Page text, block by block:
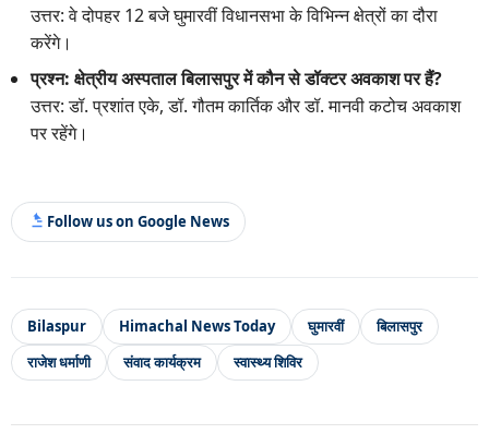
उत्तर: वे दोपहर 12 बजे घुमारवीं विधानसभा के विभिन्न क्षेत्रों का दौरा
करेंगे।
प्रश्न: क्षेत्रीय अस्पताल बिलासपुर में कौन से डॉक्टर अवकाश पर हैं?
उत्तर: डॉ. प्रशांत एके, डॉ. गौतम कार्तिक और डॉ. मानवी कटोच अवकाश
पर रहेंगे।
Follow us on Google News
Bilaspur Himachal News Today घुमारवीं
बिलासपुर
राजेश धर्माणी
संवाद कार्यक्रम स्वास्थ्य शिविर